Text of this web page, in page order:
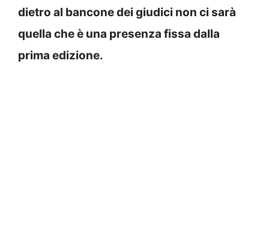
dietro al bancone dei giudici non ci sarà
quella che è una presenza fissa dalla
prima edizione.